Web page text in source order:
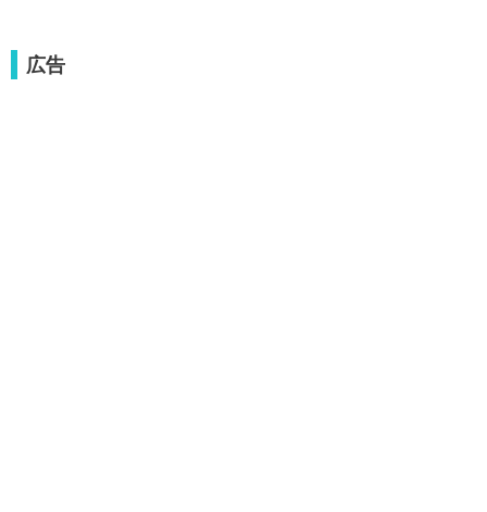
広告